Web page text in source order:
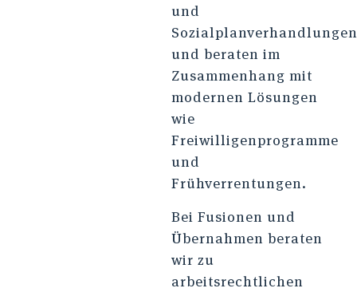
und
Sozialplanverhandlungen
und beraten im
Zusammenhang mit
modernen Lösungen
wie
Freiwilligenprogramme
und
Frühverrentungen.
Bei Fusionen und
Übernahmen beraten
wir zu
arbeitsrechtlichen